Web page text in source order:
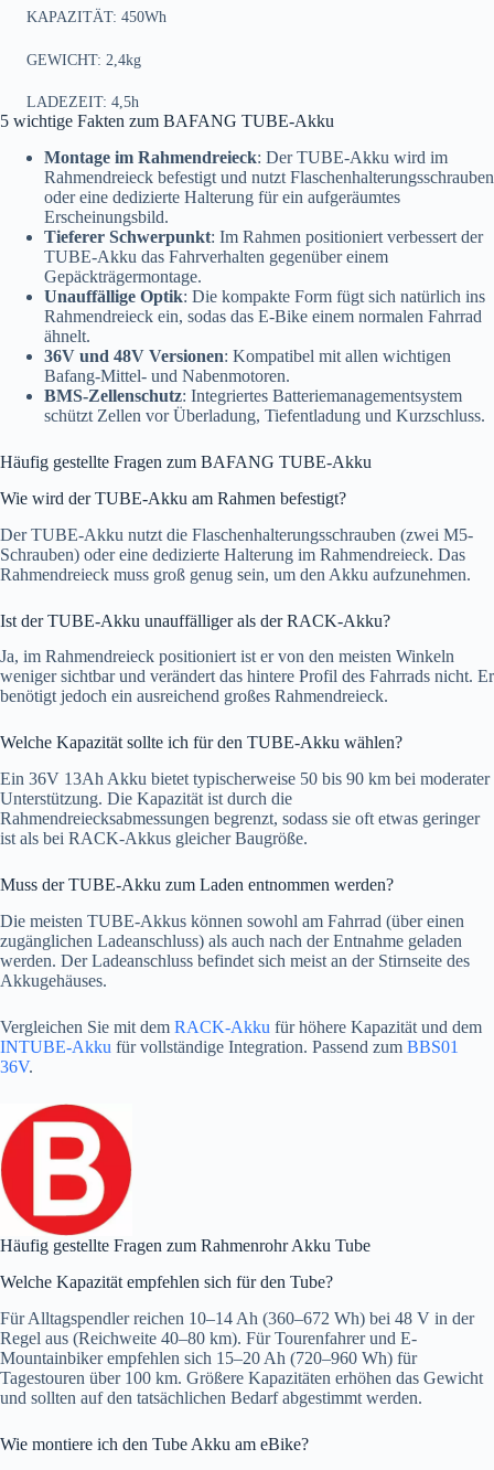
KAPAZITÄT: 450Wh
GEWICHT: 2,4kg
LADEZEIT: 4,5h
5 wichtige Fakten zum BAFANG TUBE-Akku
Montage im Rahmendreieck: Der TUBE-Akku wird im
Rahmendreieck befestigt und nutzt Flaschenhalterungsschrauben
oder eine dedizierte Halterung für ein aufgeräumtes
Erscheinungsbild.
Tieferer Schwerpunkt: Im Rahmen positioniert verbessert der
TUBE-Akku das Fahrverhalten gegenüber einem
Gepäckträgermontage.
Unauffällige Optik: Die kompakte Form fügt sich natürlich ins
Rahmendreieck ein, sodas das E-Bike einem normalen Fahrrad
ähnelt.
36V und 48V Versionen: Kompatibel mit allen wichtigen
Bafang-Mittel- und Nabenmotoren.
BMS-Zellenschutz: Integriertes Batteriemanagementsystem
schützt Zellen vor Überladung, Tiefentladung und Kurzschluss.
Häufig gestellte Fragen zum BAFANG TUBE-Akku
Wie wird der TUBE-Akku am Rahmen befestigt?
Der TUBE-Akku nutzt die Flaschenhalterungsschrauben (zwei M5-
Schrauben) oder eine dedizierte Halterung im Rahmendreieck. Das
Rahmendreieck muss groß genug sein, um den Akku aufzunehmen.
Ist der TUBE-Akku unauffälliger als der RACK-Akku?
Ja, im Rahmendreieck positioniert ist er von den meisten Winkeln
weniger sichtbar und verändert das hintere Profil des Fahrrads nicht. Er
benötigt jedoch ein ausreichend großes Rahmendreieck.
Welche Kapazität sollte ich für den TUBE-Akku wählen?
Ein 36V 13Ah Akku bietet typischerweise 50 bis 90 km bei moderater
Unterstützung. Die Kapazität ist durch die
Rahmendreiecksabmessungen begrenzt, sodass sie oft etwas geringer
ist als bei RACK-Akkus gleicher Baugröße.
Muss der TUBE-Akku zum Laden entnommen werden?
Die meisten TUBE-Akkus können sowohl am Fahrrad (über einen
zugänglichen Ladeanschluss) als auch nach der Entnahme geladen
werden. Der Ladeanschluss befindet sich meist an der Stirnseite des
Akkugehäuses.
Vergleichen Sie mit dem RACK-Akku für höhere Kapazität und dem
INTUBE-Akku für vollständige Integration. Passend zum BBS01
36V.
Häufig gestellte Fragen zum Rahmenrohr Akku Tube
Welche Kapazität empfehlen sich für den Tube?
Für Alltagspendler reichen 10–14 Ah (360–672 Wh) bei 48 V in der
Regel aus (Reichweite 40–80 km). Für Tourenfahrer und E-
Mountainbiker empfehlen sich 15–20 Ah (720–960 Wh) für
Tagestouren über 100 km. Größere Kapazitäten erhöhen das Gewicht
und sollten auf den tatsächlichen Bedarf abgestimmt werden.
Wie montiere ich den Tube Akku am eBike?